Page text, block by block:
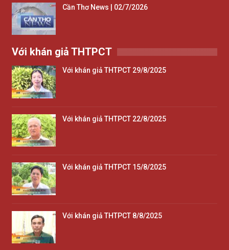
Cần Thơ News | 02/7/2026
Với khán giả THTPCT
Với khán giả THTPCT 29/8/2025
Với khán giả THTPCT 22/8/2025
Với khán giả THTPCT 15/8/2025
Với khán giả THTPCT 8/8/2025